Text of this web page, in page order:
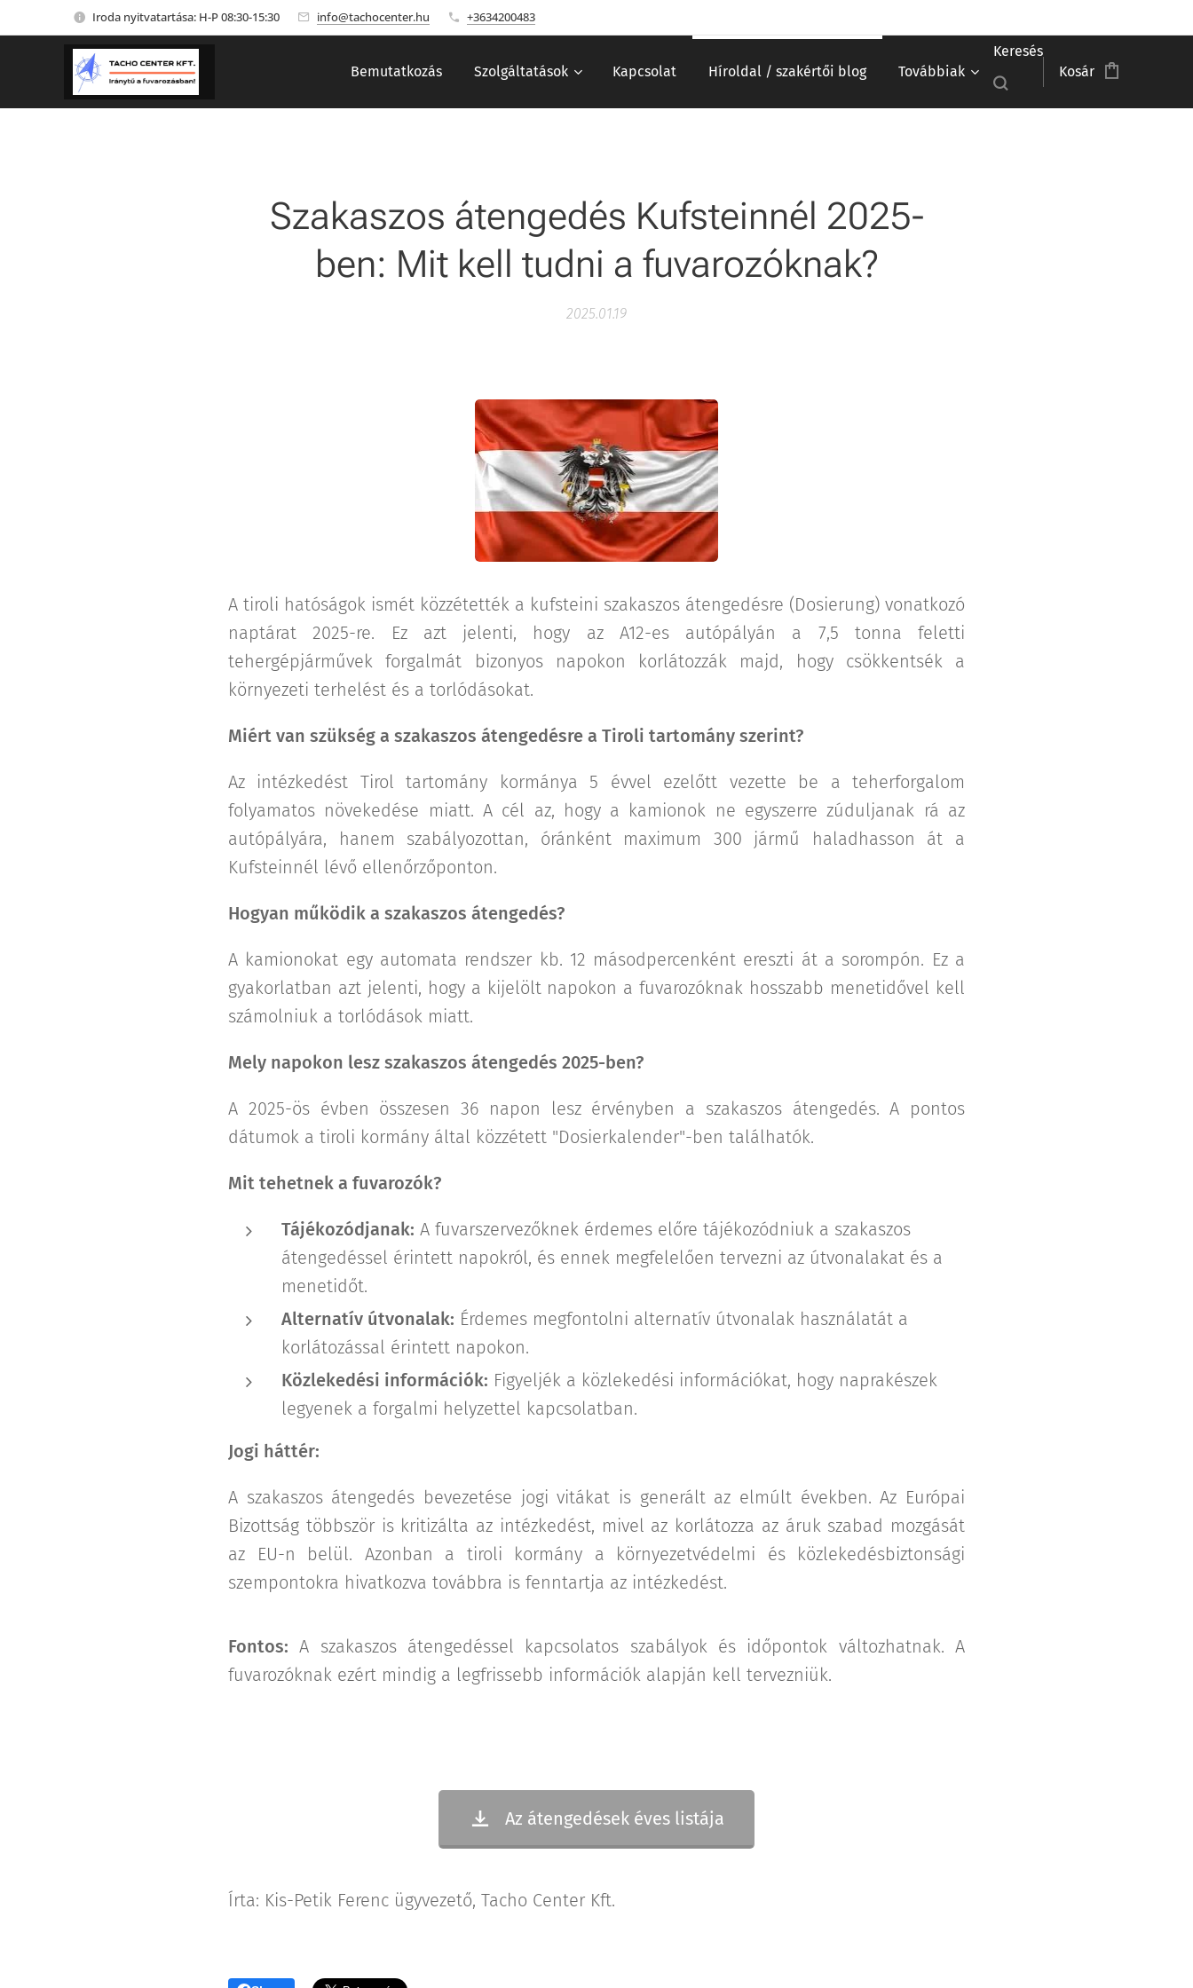
Iroda nyitvatartása: H-P 08:30-15:30 info@tachocenter.hu +3634200483
Bemutatkozás Szolgáltatások Kapcsolat Híroldal / szakértői blog Továbbiak
Keresés
Kosár
Szakaszos átengedés Kufsteinnél 2025-
ben: Mit kell tudni a fuvarozóknak?
2025.01.19
A tiroli hatóságok ismét közzétették a kufsteini szakaszos átengedésre (Dosierung) vonatkozó
naptárat 2025-re. Ez azt jelenti, hogy az A12-es autópályán a 7,5 tonna feletti
tehergépjárművek forgalmát bizonyos napokon korlátozzák majd, hogy csökkentsék a
környezeti terhelést és a torlódásokat.
Miért van szükség a szakaszos átengedésre a Tiroli tartomány szerint?
Az intézkedést Tirol tartomány kormánya 5 évvel ezelőtt vezette be a teherforgalom
folyamatos növekedése miatt. A cél az, hogy a kamionok ne egyszerre zúduljanak rá az
autópályára, hanem szabályozottan, óránként maximum 300 jármű haladhasson át a
Kufsteinnél lévő ellenőrzőponton.
Hogyan működik a szakaszos átengedés?
A kamionokat egy automata rendszer kb. 12 másodpercenként ereszti át a sorompón. Ez a
gyakorlatban azt jelenti, hogy a kijelölt napokon a fuvarozóknak hosszabb menetidővel kell
számolniuk a torlódások miatt.
Mely napokon lesz szakaszos átengedés 2025-ben?
A 2025-ös évben összesen 36 napon lesz érvényben a szakaszos átengedés. A pontos
dátumok a tiroli kormány által közzétett "Dosierkalender"-ben találhatók.
Mit tehetnek a fuvarozók?
Tájékozódjanak: A fuvarszervezőknek érdemes előre tájékozódniuk a szakaszos
átengedéssel érintett napokról, és ennek megfelelően tervezni az útvonalakat és a
menetidőt.
Alternatív útvonalak: Érdemes megfontolni alternatív útvonalak használatát a
korlátozással érintett napokon.
Közlekedési információk: Figyeljék a közlekedési információkat, hogy naprakészek
legyenek a forgalmi helyzettel kapcsolatban.
Jogi háttér:
A szakaszos átengedés bevezetése jogi vitákat is generált az elmúlt években. Az Európai
Bizottság többször is kritizálta az intézkedést, mivel az korlátozza az áruk szabad mozgását
az EU-n belül. Azonban a tiroli kormány a környezetvédelmi és közlekedésbiztonsági
szempontokra hivatkozva továbbra is fenntartja az intézkedést.
Fontos: A szakaszos átengedéssel kapcsolatos szabályok és időpontok változhatnak. A
fuvarozóknak ezért mindig a legfrissebb információk alapján kell tervezniük.
Az átengedések éves listája
Írta: Kis-Petik Ferenc ügyvezető, Tacho Center Kft.